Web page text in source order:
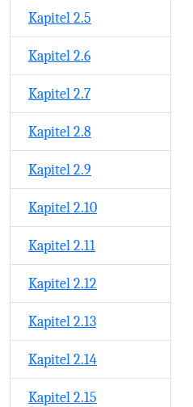
Kapitel 2.5
Kapitel 2.6
Kapitel 2.7
Kapitel 2.8
Kapitel 2.9
Kapitel 2.10
Kapitel 2.11
Kapitel 2.12
Kapitel 2.13
Kapitel 2.14
Kapitel 2.15